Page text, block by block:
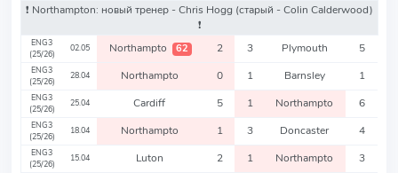
❗️ Northampton: новый тренер - Chris Hogg (старый - Colin Calderwood)
❗️
ENG3
(25/26)
02.05 Northampto 62 2 3 Plymouth 5
ENG3
(25/26)
28.04 Northampto 0 1 Barnsley 1
ENG3
(25/26)
25.04 Cardiff 5 1 Northampto 6
ENG3
(25/26)
18.04 Northampto 1 3 Doncaster 4
ENG3
(25/26)
15.04 Luton 2 1 Northampto 3